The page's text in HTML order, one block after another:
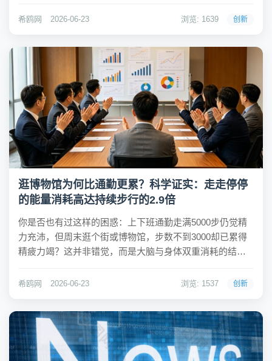
由，其核心引擎正是智谱刚刚发布的GLM-5.2模型。这款模
希鸥网 2026-06-23 浏览: 1639 创新
逛博物馆为何比通勤更累？科学证实：走走停停
的能量消耗高达持续步行的2.9倍
你是否也有过这样的困惑：上下班通勤走满5000步仍觉精
力充沛，但周末逛个街或博物馆，步数不到3000却已累得
精疲力竭？这并非错觉，而是大脑与身体双重消耗的结
外，核心原因在于“走走停停”的运动模式。近期一项发表于
希鸥网 2026-06-23 浏览: 1537 创新